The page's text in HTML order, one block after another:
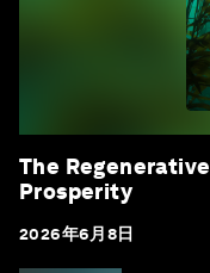
The
Prosperity
2026年6月8日